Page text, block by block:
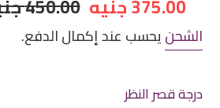
سعر
مخفض
375.00 جنيه سعر
عادي
450.00 جنيه
الشحنيحسب عند إكمال الدفع.
درجة قصر النظر